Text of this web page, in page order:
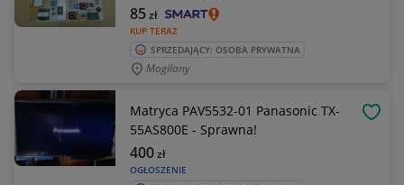
KUP TERAZ
85zł
SPRZEDAJĄCY: OSOBA PRYWATNA
Mogilany
Matryca PAV5532-01 Panasonic TX-
55AS800E - Sprawna!
OGŁOSZENIE
400zł